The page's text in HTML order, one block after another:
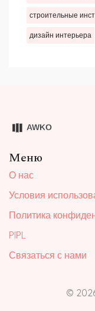
строительные
дизайн интерьера
Меню
О нас
Условия
Политика
PIPL
Связаться с нами
©